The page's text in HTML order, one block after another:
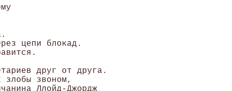
цепи блокад.
друг от друга.
злобы звоном,
Ллойд-Джордж